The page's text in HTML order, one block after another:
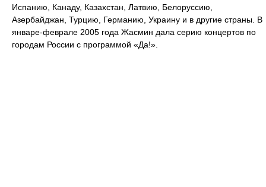
Испанию, Канаду, Казахстан, Латвию, Белоруссию,
Азербайджан, Турцию, Германию, Украину и в другие страны. В
январе-феврале 2005 года Жасмин дала серию концертов по
городам России с программой «Да!».